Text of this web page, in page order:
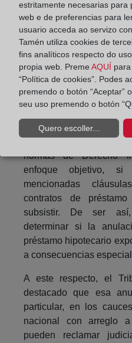
de un banco y, por
garantía hipotecaria
cláusulas controvertidas,
del artículo 693,
versión vigente en el
los contratos, permiten
en cuestión declarar el
exigir el pago del importe
deje de abonarse una
normas de Derecho
enfoque objetivo,
mencionadas
contratos de
subsistir. De ser
determinar si la
préstamo hipotecario
a consecuencias
A este respecto, el
destacado que esa
particular, en los
nacional con arreglo
pueden reclamar
estritamente necesarias para
web e de preferencias para
usuario acceda ao servizo
Tamén utiliza cookies de
fins analíticos respecto do
propia web. Preme AQUÍ
“Política de cookies”. Podes
premendo o botón “Aceptar”
seu uso premendo o botón
Quero escoller...